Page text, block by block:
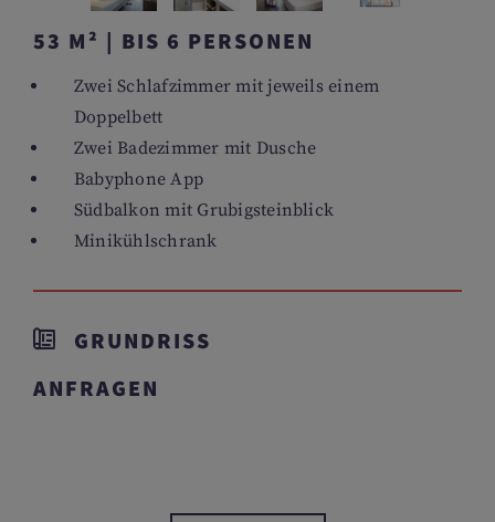
53 M² | BIS 6 PERSONEN
Zwei Schlafzimmer mit jeweils einem
Doppelbett
Zwei Badezimmer mit Dusche
Babyphone App
Südbalkon mit Grubigsteinblick
Minikühlschrank
GRUNDRISS
ANFRAGEN